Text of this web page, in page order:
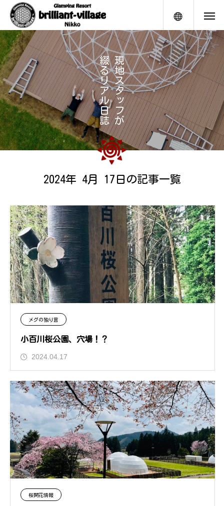
メニュー
現
地
ス
タ
ッ
フ
が
綴
る
リ
ア
ル
日
誌
2024年 4月 17日の記事一覧
メグの独り言
小百川桜公園、穴場！？
2024.04.17
桜開花情報